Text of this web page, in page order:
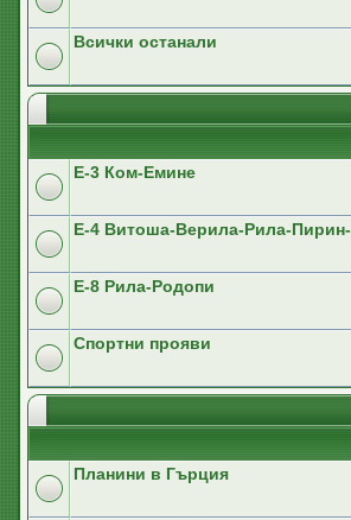
Всички останали
E-3 Ком-Емине
Е-4 Витоша-Верила-Рила-
E-8 Рила-Родопи
Спортни прояви
Планини в Гърция